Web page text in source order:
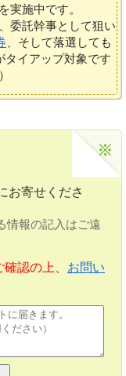
を実施中です。
、委託幹事として狙い
、そして落選しても
タイアップ対象です
）
お寄せくださ
情報の記入はご遠
確認の上、 お問い